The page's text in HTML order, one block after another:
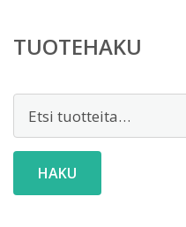
TUOTEHAKU
HAKU